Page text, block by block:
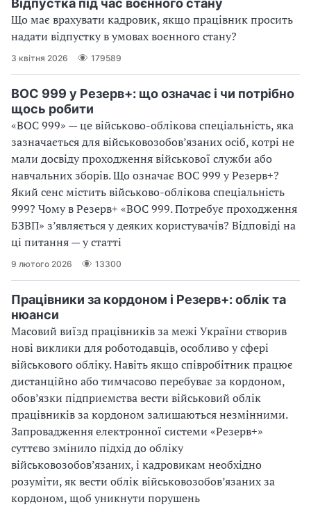
Відпустка під час воєнного стану
Що має врахувати кадровик, якщо працівник просить
надати відпустку в умовах воєнного стану?
3 квітня 2026 179589
ВОС 999 у Резерв+: що означає і чи потрібно
щось робити
«ВОС 999» — це військово-облікова спеціальність, яка
зазначається для військовозобов’язаних осіб, котрі не
мали досвіду проходження військової служби або
навчальних зборів. Що означає ВОС 999 у Резерв+?
Який сенс містить військово-облікова спеціальність
999? Чому в Резерв+ «ВОС 999. Потребує проходження
БЗВП» з’являється у деяких користувачів? Відповіді на
ці питання — у статті
9 лютого 2026 13300
Працівники за кордоном і Резерв+: облік та
нюанси
Масовий виїзд працівників за межі України створив
нові виклики для роботодавців, особливо у сфері
військового обліку. Навіть якщо співробітник працює
дистанційно або тимчасово перебуває за кордоном,
обов’язки підприємства вести військовий облік
працівників за кордоном залишаються незмінними.
Запровадження електронної системи «Резерв+»
суттєво змінило підхід до обліку
військовозобов’язаних, і кадровикам необхідно
розуміти, як вести облік військовозобов’язаних за
кордоном, щоб уникнути порушень